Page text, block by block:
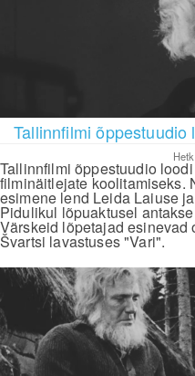
Tallinnfilmi õppestuudio
Tallinnfilmi õppestuudio
filminäitlejate koolitamiseks.
esimene lend Leida Laiuse
Pidulikul lõpuaktusel
Värskeid lõpetajad esinevad
Švartsi lavastuses "Vari".